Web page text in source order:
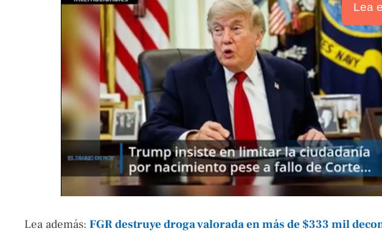
Lea
Lea además: FGR destruye droga valorada en más de $333 mil